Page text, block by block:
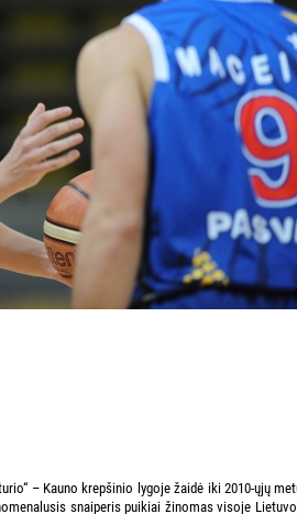
– Kauno krepšinio lygoje žaidė iki 2010-ųjų
snaiperis puikiai žinomas visoje